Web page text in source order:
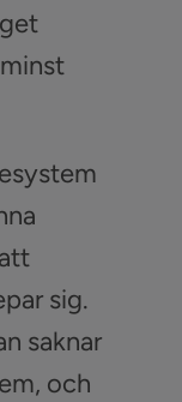
sig.
saknar
och